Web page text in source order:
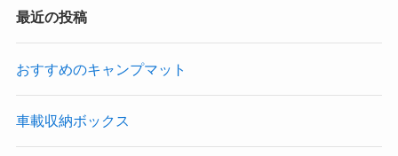
最近の投稿
おすすめのキャンプマット
車載収納ボックス